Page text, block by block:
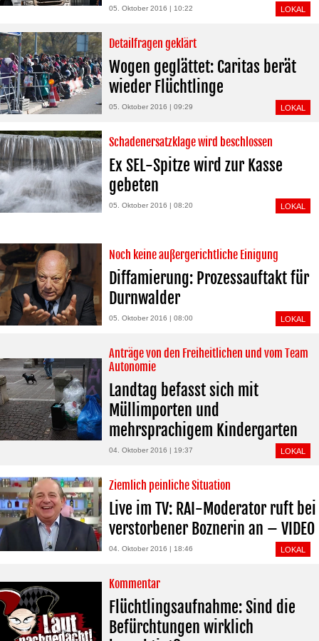
05. Oktober 2016 | 10:22 LOKAL
Detailfragen geklärt
Wogen geglättet: Caritas berät
wieder Flüchtlinge
05. Oktober 2016 | 09:29 LOKAL
Schadenersatzklage wird beschlossen
Ex SEL-Spitze wird zur Kasse
gebeten
05. Oktober 2016 | 08:20 LOKAL
Noch keine außergerichtliche Einigung
Diffamierung: Prozessauftakt für
Durnwalder
05. Oktober 2016 | 08:00 LOKAL
Anträge von den Freiheitlichen und vom Team
Autonomie
Landtag befasst sich mit
Müllimporten und
mehrsprachigem Kindergarten
04. Oktober 2016 | 19:37 LOKAL
Ziemlich peinliche Situation
Live im TV: RAI-Moderator ruft bei
verstorbener Boznerin an – VIDEO
04. Oktober 2016 | 18:46 LOKAL
Kommentar
Flüchtlingsaufnahme: Sind die
Befürchtungen wirklich